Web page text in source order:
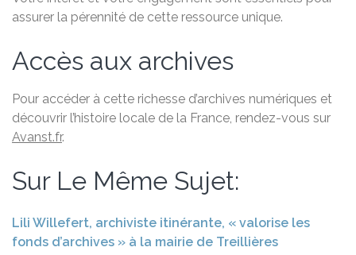
assurer la pérennité de cette ressource unique.
Accès aux archives
Pour accéder à cette richesse d’archives numériques et
découvrir l’histoire locale de la France, rendez-vous sur
Avanst.fr.
Sur Le Même Sujet:
Lili Willefert, archiviste itinérante, « valorise les
fonds d’archives » à la mairie de Treillières